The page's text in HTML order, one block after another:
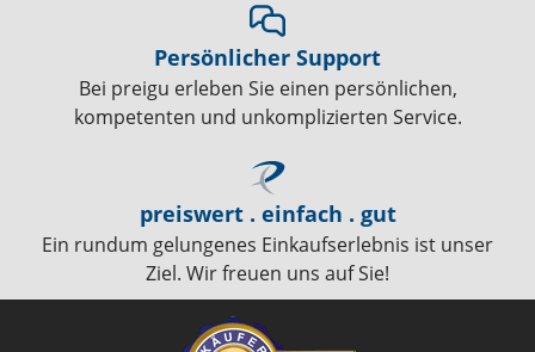
Persönlicher Support
Bei preigu erleben Sie einen persönlichen,
kompetenten und unkomplizierten Service.
preiswert . einfach . gut
Ein rundum gelungenes Einkaufserlebnis ist unser
Ziel. Wir freuen uns auf Sie!